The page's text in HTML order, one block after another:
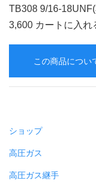
TB308 9/16-
3,600 カートに入れ
この商品につい
ショップ
高圧ガス
高圧ガス継手